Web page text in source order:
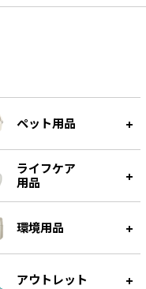
ペット用品
ライフケア
用品
環境用品
アウトレット